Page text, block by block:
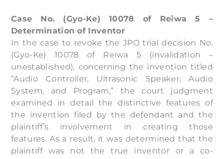
Case No. (Gyo-Ke) 10078 of Reiwa 5 –
Determination of Inventor
In the case to revoke the JPO trial decision No.
(Gyo-Ke) 10078 of Reiwa 5 (invalidation –
unestablished), concerning the invention titled
“Audio Controller, Ultrasonic Speaker, Audio
System, and Program,” the court judgment
examined in detail the distinctive features of
the invention filed by the defendant and the
plaintiff’s involvement in creating those
features. As a result, it was determined that the
plaintiff was not the true inventor or a co-